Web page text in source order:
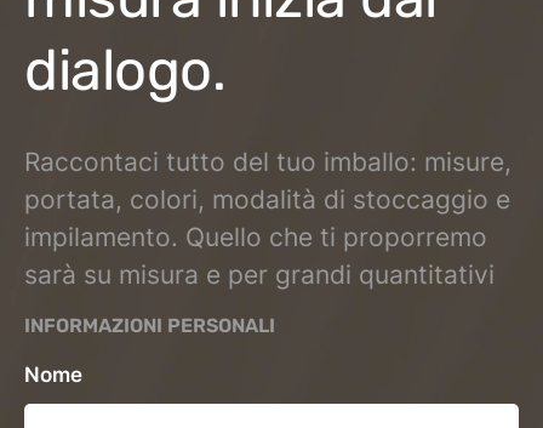
dialogo.
Raccontaci tutto del tuo imballo: misure,
portata, colori, modalità di stoccaggio e
impilamento. Quello che ti proporremo
sarà su misura e per grandi quantitativi
INFORMAZIONI PERSONALI
Nome